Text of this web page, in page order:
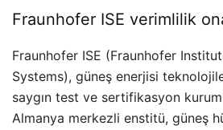
Fraunhofer ISE verimlilik
Fraunhofer ISE (Fraunhofer
Systems), güneş enerjisi
saygın test ve sertifikasyon
Almanya merkezli enstitü, güneş